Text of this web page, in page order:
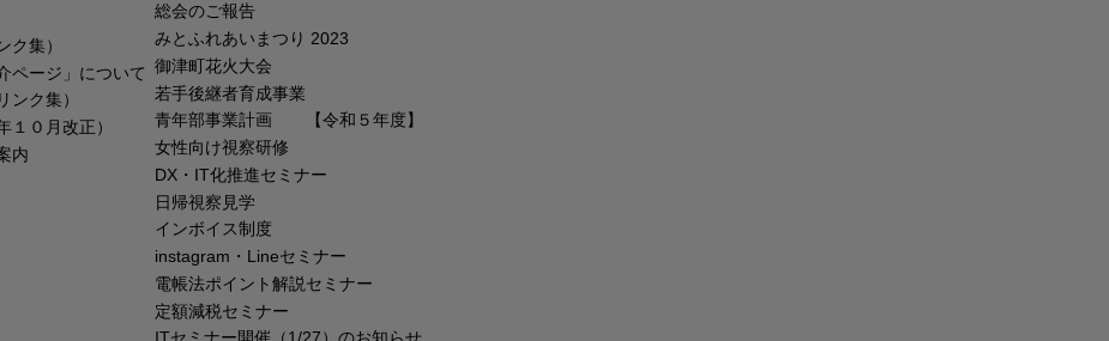
集）
ージ」について
ク集）
０月改正）
内
総会のご報告
みとふれあいまつり 2023
御津町花火大会
若手後継者育成事業
青年部事業計画 【令和５年度】
女性向け視察研修
DX・IT化推進セミナー
日帰視察見学
インボイス制度
instagram・Lineセミナー
電帳法ポイント解説セミナー
定額減税セミナー